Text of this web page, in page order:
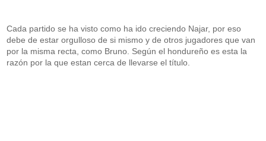
Cada partido se ha visto como ha ido creciendo Najar, por eso
debe de estar orgulloso de si mismo y de otros jugadores que van
por la misma recta, como Bruno. Según el hondureño es esta la
razón por la que estan cerca de llevarse el título.